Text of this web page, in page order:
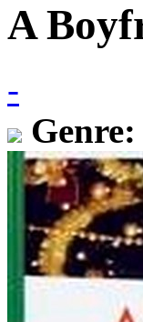
A
-
Genre: